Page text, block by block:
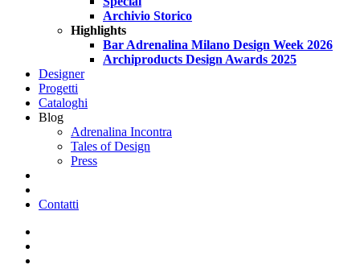
Archivio Storico
Highlights
Bar Adrenalina Milano Design Week 2026
Archiproducts Design Awards 2025
Designer
Progetti
Cataloghi
Blog
Adrenalina Incontra
Tales of Design
Press
Contatti